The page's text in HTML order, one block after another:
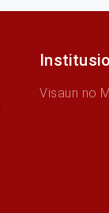
Visaun no